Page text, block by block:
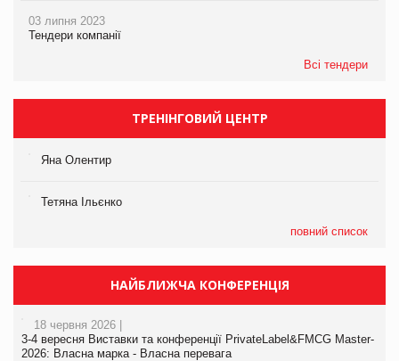
03 липня 2023
Тендери компанії
Всі тендери
ТРЕНІНГОВИЙ ЦЕНТР
Яна Олентир
Тетяна Ільєнко
повний список
НАЙБЛИЖЧА КОНФЕРЕНЦІЯ
18 червня 2026 |
3-4 вересня Виставки та конференції PrivateLabel&FMCG Master-
2026: Власна марка - Власна перевага